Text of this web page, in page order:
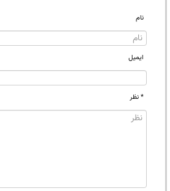
نام
ایمیل
* نظر